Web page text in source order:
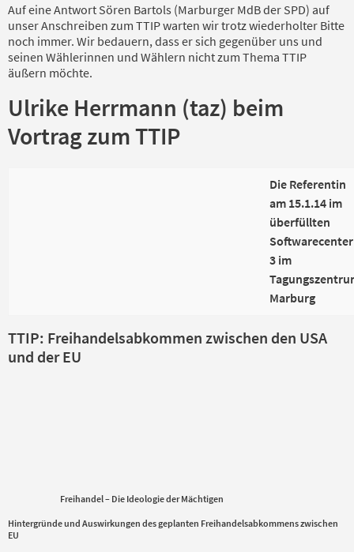
Auf eine Antwort Sören Bartols (Marburger MdB der SPD) auf
unser Anschreiben zum TTIP warten wir trotz wiederholter Bitte
noch immer. Wir bedauern, dass er sich gegenüber uns und
seinen Wählerinnen und Wählern nicht zum Thema TTIP
äußern möchte.
Ulrike Herrmann (taz) beim
Vortrag zum TTIP
Die Referentin
am 15.1.14 im
überfüllten
Softwarecenter
3 im
Marburg
TTIP: Freihandelsabkommen zwischen den USA
und der EU
Freihandel – Die Ideologie der Mächtigen
Hintergründe und Auswirkungen des geplanten Freihandelsabkommens zwischen
EU